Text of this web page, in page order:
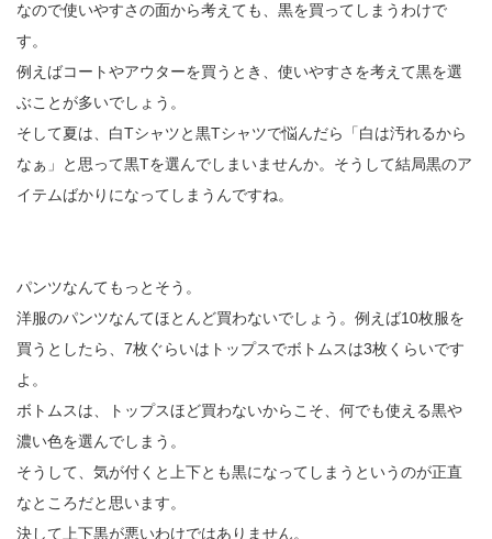
なので使いやすさの面から考えても、黒を買ってしまうわけで
す。
例えばコートやアウターを買うとき、使いやすさを考えて黒を選
ぶことが多いでしょう。
そして夏は、白Tシャツと黒Tシャツで悩んだら「白は汚れるから
なぁ」と思って黒Tを選んでしまいませんか。そうして結局黒のア
イテムばかりになってしまうんですね。
パンツなんてもっとそう。
洋服のパンツなんてほとんど買わないでしょう。例えば10枚服を
買うとしたら、7枚ぐらいはトップスでボトムスは3枚くらいです
よ。
ボトムスは、トップスほど買わないからこそ、何でも使える黒や
濃い色を選んでしまう。
そうして、気が付くと上下とも黒になってしまうというのが正直
なところだと思います。
決して上下黒が悪いわけではありません。